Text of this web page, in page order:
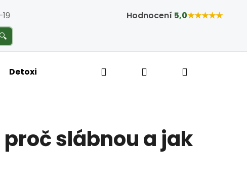
Hodnocení 5,0★★★★★
🔍
Detoxikace a hubnutí Bylinné kapky
Hledat PřihlášeníNákupní
slábnou a jak